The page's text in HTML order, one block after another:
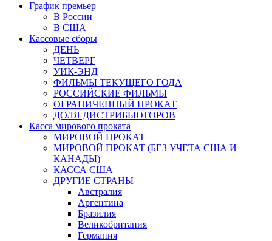
График премьер
В России
В США
Кассовые сборы
ДЕНЬ
ЧЕТВЕРГ
УИК-ЭНД
ФИЛЬМЫ ТЕКУЩЕГО ГОДА
РОССИЙСКИЕ ФИЛЬМЫ
ОГРАНИЧЕННЫЙ ПРОКАТ
ДОЛЯ ДИСТРИБЬЮТОРОВ
Касса мирового проката
МИРОВОЙ ПРОКАТ
МИРОВОЙ ПРОКАТ (БЕЗ УЧЕТА США И
КАНАДЫ)
КАССА США
ДРУГИЕ СТРАНЫ
Австралия
Аргентина
Бразилия
Великобритания
Германия